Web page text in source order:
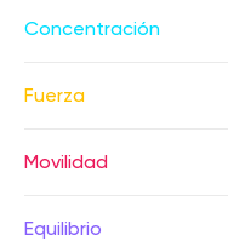
Concentración
Fuerza
Movilidad
Equilibrio